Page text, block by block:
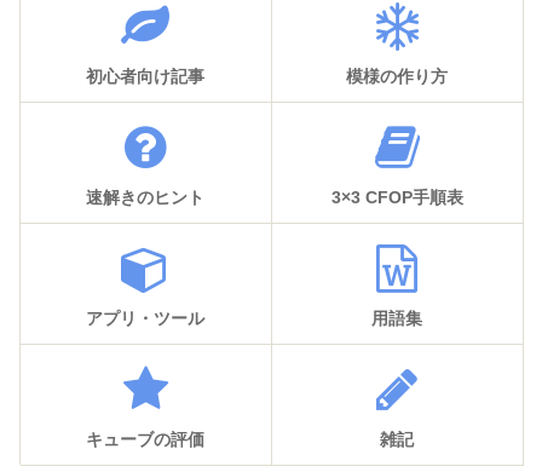
初心者向け記事 模様の作り方
速解きのヒント 3×3 CFOP手順表
アプリ・ツール 用語集
キューブの評価 雑記